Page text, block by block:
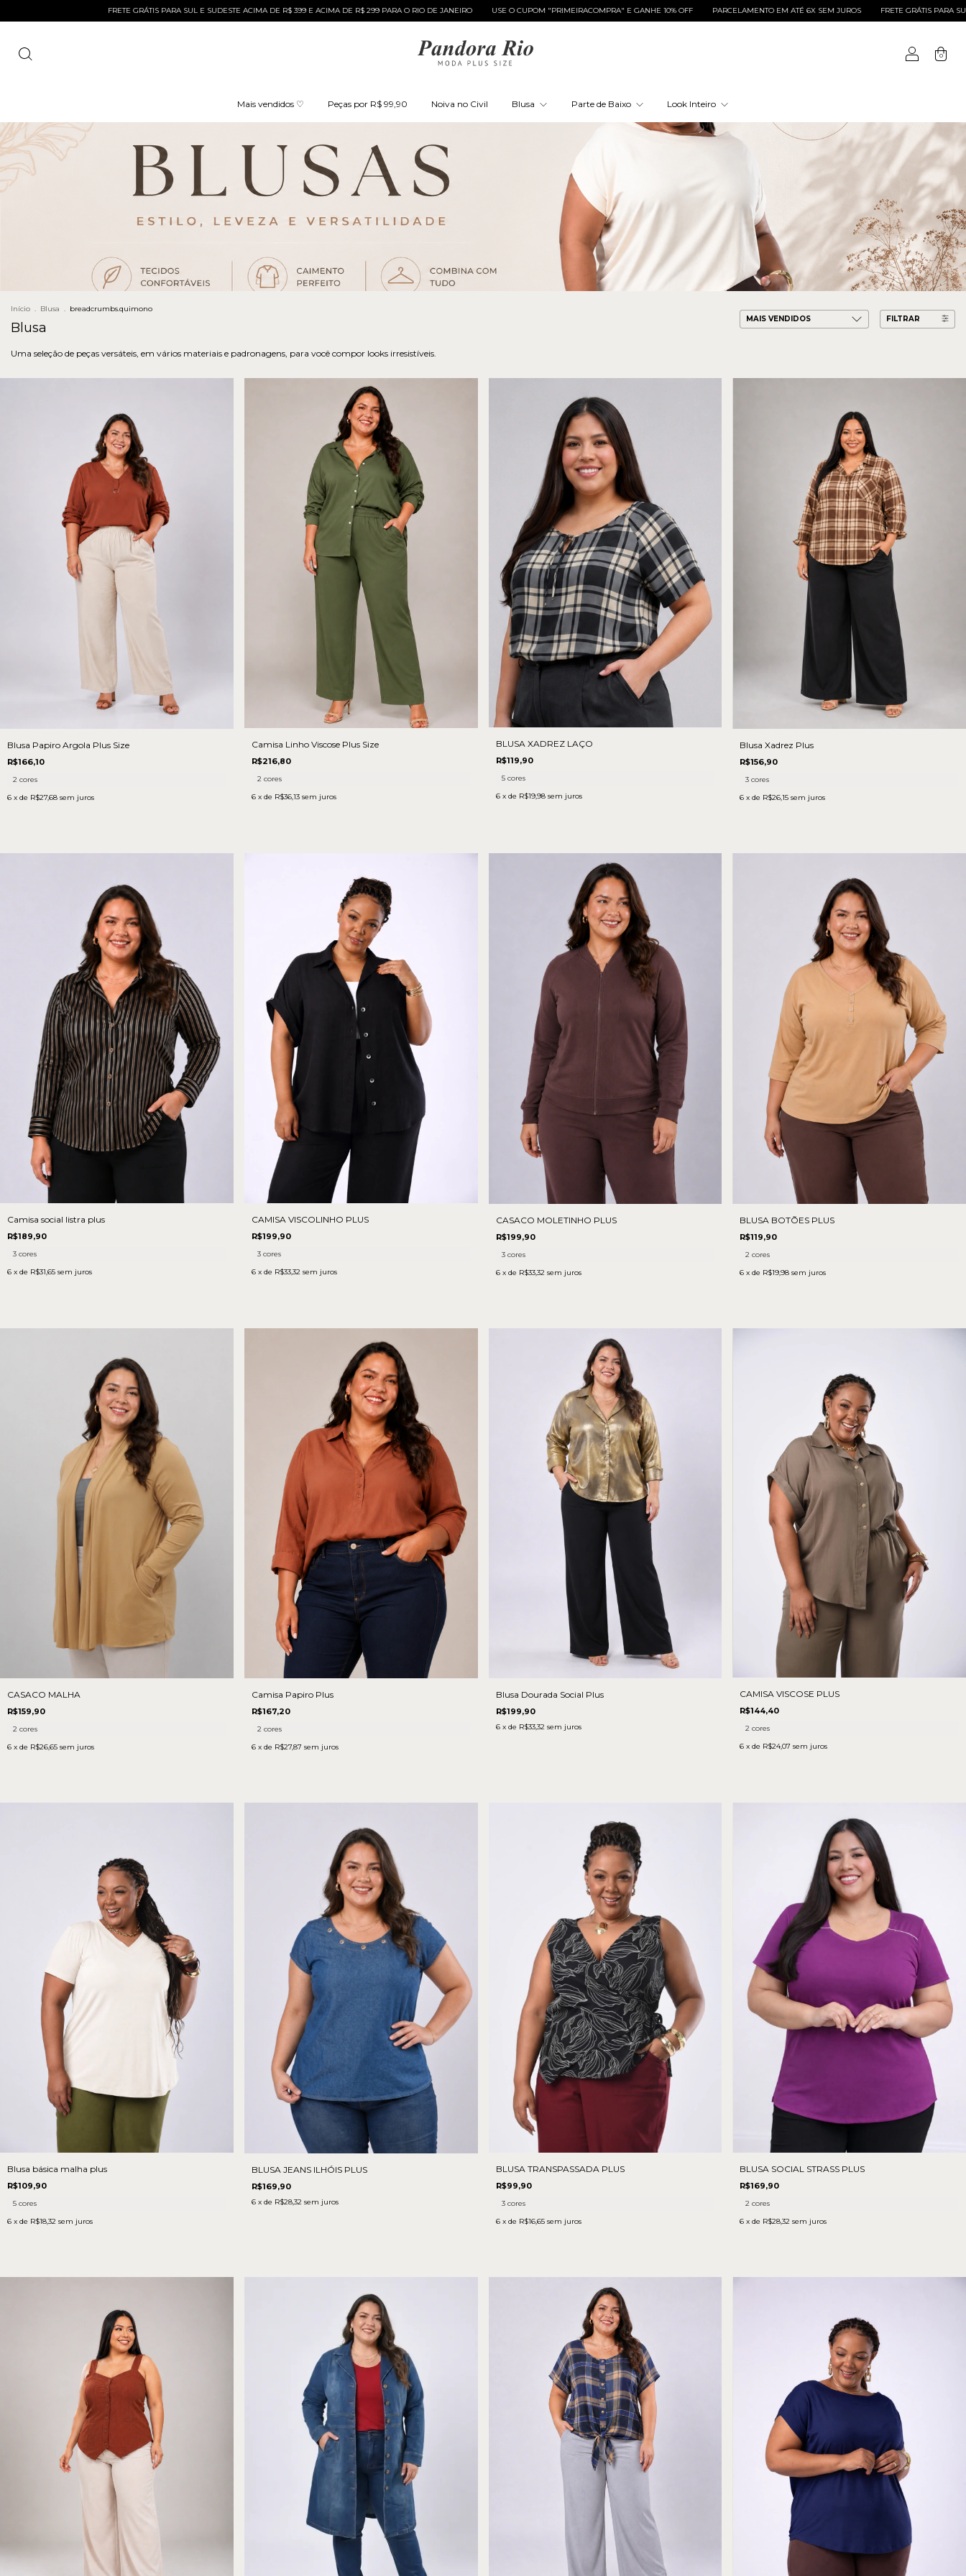
SUL E SUDESTE ACIMA DE R$ 399 E ACIMA DE R$ 299 PARA O RIO DE JANEIRO USE O CUPOM "PRIMEIRACOMPRA" E GANHE 10% OFF PARCELAMENTO EM ATÉ 6X SEM JUROS FRETE GRÁTIS PARA SUL E SUDESTE ACIMA DE R$ 399 E ACIMA DE
0
Mais vendidos ♡ Peças por R$ 99,90 Noiva no Civil Blusa Parte de Baixo Look Inteiro
Início . Blusa . breadcrumbs.quimono
Blusa
FILTRAR
Uma seleção de peças versáteis, em vários materiais e padronagens, para você compor looks irresistíveis.
Blusa Papiro Argola Plus Size
R$166,10
2 cores
6 x de R$27,68 sem juros
Camisa Linho Viscose Plus Size
R$216,80
2 cores
6 x de R$36,13 sem juros
BLUSA XADREZ LAÇO
R$119,90
5 cores
6 x de R$19,98 sem juros
Blusa Xadrez Plus
R$156,90
3 cores
6 x de R$26,15 sem juros
Camisa social listra plus
R$189,90
3 cores
6 x de R$31,65 sem juros
CAMISA VISCOLINHO PLUS
R$199,90
3 cores
6 x de R$33,32 sem juros
CASACO MOLETINHO PLUS
R$199,90
3 cores
6 x de R$33,32 sem juros
BLUSA BOTÕES PLUS
R$119,90
2 cores
6 x de R$19,98 sem juros
CASACO MALHA
R$159,90
2 cores
6 x de R$26,65 sem juros
Camisa Papiro Plus
R$167,20
2 cores
6 x de R$27,87 sem juros
Blusa Dourada Social Plus
R$199,90
6 x de R$33,32 sem juros
CAMISA VISCOSE PLUS
R$144,40
2 cores
6 x de R$24,07 sem juros
Blusa básica malha plus
R$109,90
5 cores
6 x de R$18,32 sem juros
BLUSA JEANS ILHÓIS PLUS
R$169,90
6 x de R$28,32 sem juros
BLUSA TRANSPASSADA PLUS
R$99,90
3 cores
6 x de R$16,65 sem juros
BLUSA SOCIAL STRASS PLUS
R$169,90
2 cores
6 x de R$28,32 sem juros